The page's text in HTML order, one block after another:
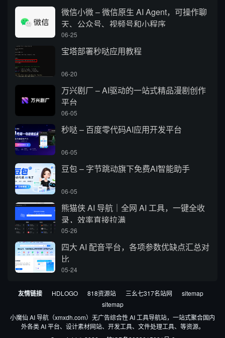
微信小微 – 微信原生 AI Agent，可操作聊
天、公众号、视频号和小程序
06-25
宝塔部署秒哒应用教程
06-20
万兴剧厂 – AI驱动的一站式精品漫剧创作
平台
06-05
秒哒 – 百度零代码AI应用开发平台
06-05
豆包 – 字节跳动旗下免费AI智能助手
06-05
熊猫侠 AI 导航｜全网 AI 工具，一键全收
录，效率直接拉满
05-26
四大 AI 配音平台，各项参数优缺点汇总对
比
05-24
友情链接 HDLOGO 818资源站 三幺七317名站网
sitemap
sitemap
小魔仙 AI 导航（xmxdh.com）无广告综合性 AI 工具导航站，一站式聚合国内
外各类 AI 平台、设计素材网站、开发工具、文件处理工具、等资源。